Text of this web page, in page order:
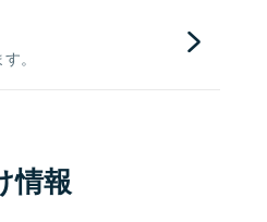
。
情報